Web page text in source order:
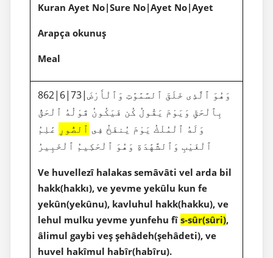
Kuran Ayet No|Sure No|Ayet No|Ayet
Arapça okunuş
Meal
862|6|73|وَهُوَ ٱلَّذِى خَلَقَ ٱلسَّمَٰوَٰتِ وَٱلْأَرْضَ
بِٱلْحَقِّ وَيَوْمَ يَقُولُ كُن فَيَكُونُ قَوْلُهُ ٱلْحَقُّ
وَلَهُ ٱلْمُلْكُ يَوْمَ يُنفَخُ فِى ٱلصُّورِ عَٰلِمُ
ٱلْغَيْبِ وَٱلشَّهَٰدَةِ وَهُوَ ٱلْحَكِيمُ ٱلْخَبِيرُ
Ve huvellezî halakas semâvâti vel arda bil
hakk(hakkı), ve yevme yekûlu kun fe
yekûn(yekûnu), kavluhul hakk(hakku), ve
lehul mulku yevme yunfehu fîs-sûr(sûri),
âlimul gaybi veş şehâdeh(şehâdeti), ve
huvel hakîmul habîr(habîru).